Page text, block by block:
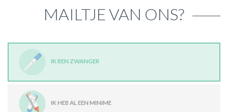
MAILTJE VAN ONS?
IK BEN ZWANGER
IK HEB AL EEN MINIME